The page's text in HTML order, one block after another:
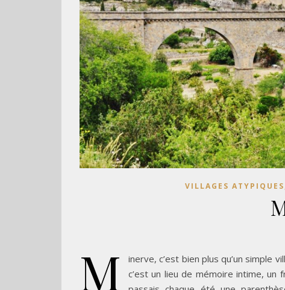
VILLAGES ATYPIQUES
M
inerve, c’est bien plus qu’un simple
c’est un lieu de mémoire intime, un